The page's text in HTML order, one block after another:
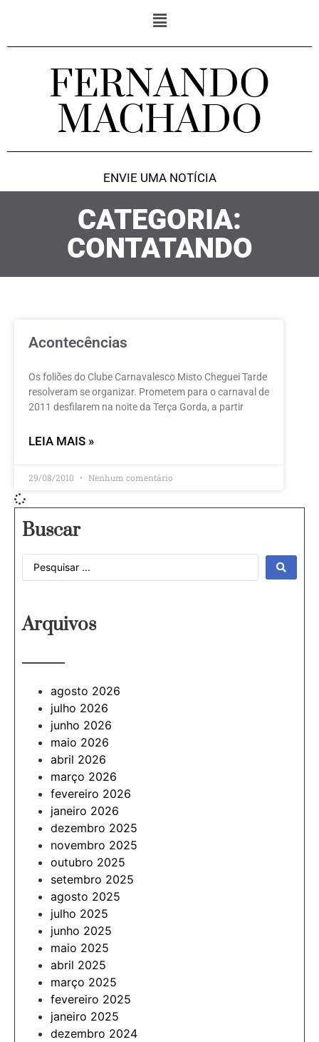
FERNANDO
MACHADO
ENVIE UMA NOTÍCIA
CATEGORIA:
CONTATANDO
Acontecências
Os foliões do Clube Carnavalesco Misto Cheguei Tarde
resolveram se organizar. Prometem para o carnaval de
2011 desfilarem na noite da Terça Gorda, a partir
LEIA MAIS »
29/08/2010 Nenhum comentário
Buscar
Arquivos
———
agosto 2026
julho 2026
junho 2026
maio 2026
abril 2026
março 2026
fevereiro 2026
janeiro 2026
dezembro 2025
novembro 2025
outubro 2025
setembro 2025
agosto 2025
julho 2025
junho 2025
maio 2025
abril 2025
março 2025
fevereiro 2025
janeiro 2025
dezembro 2024